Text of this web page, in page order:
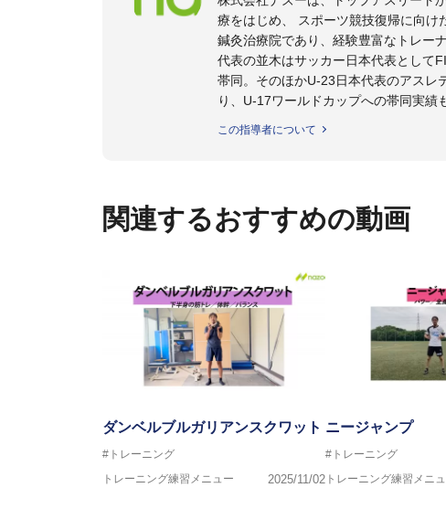
療をはじめ、 スポーツ競技復帰に向け
鍼灸治療院であり、経験豊富なトレー
代表の並木はサッカー日本代表として
帯同。そのほかU-23日本代表のアスレ
り、U-17ワールドカップへの帯同実績
「一人一人の健康な人生をサポートす
この指導者について
関連するおすすめの動画
ダンベルブルガリアンスクワット
#トレーニング
トレーニング練習メニュー
2025/11/02
ニージャンプ
#トレーニング
トレーニング練習メニ